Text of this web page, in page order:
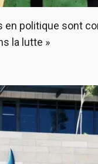
en politique sont
la lutte »